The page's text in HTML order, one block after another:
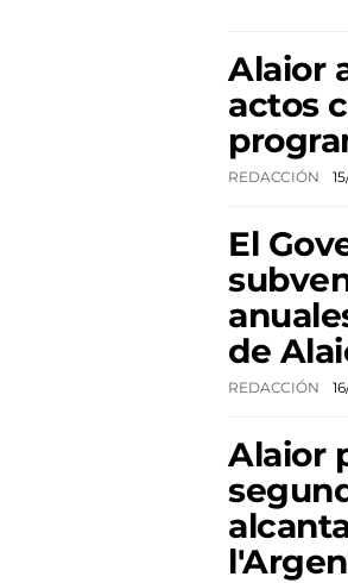
Alaior
actos
REDACCIÓN
El
de
REDACCIÓN
Alaior